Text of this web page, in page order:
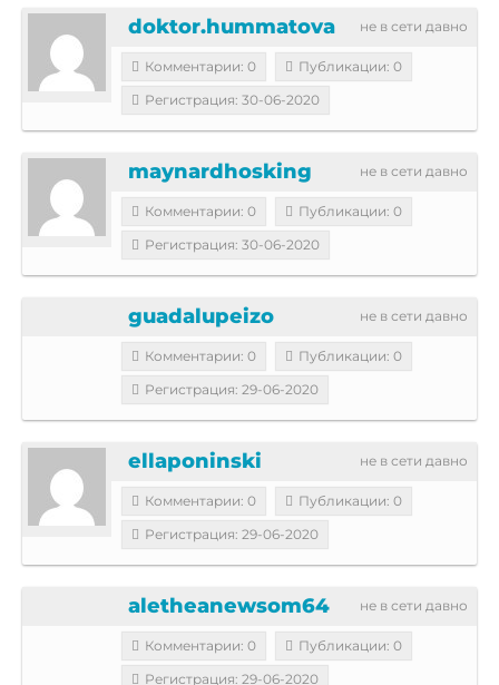
не в сети давно
doktor.hummatova
Комментарии: 0
Публикации: 0
Регистрация: 30-06-2020
не в сети давно
maynardhosking
Комментарии: 0
Публикации: 0
Регистрация: 30-06-2020
не в сети давно
guadalupeizo
Комментарии: 0
Публикации: 0
Регистрация: 29-06-2020
не в сети давно
ellaponinski
Комментарии: 0
Публикации: 0
Регистрация: 29-06-2020
не в сети давно
aletheanewsom64
Комментарии: 0
Публикации: 0
Регистрация: 29-06-2020